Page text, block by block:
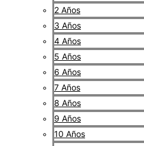
2 Años
3 Años
4 Años
5 Años
6 Años
7 Años
8 Años
9 Años
10 Años